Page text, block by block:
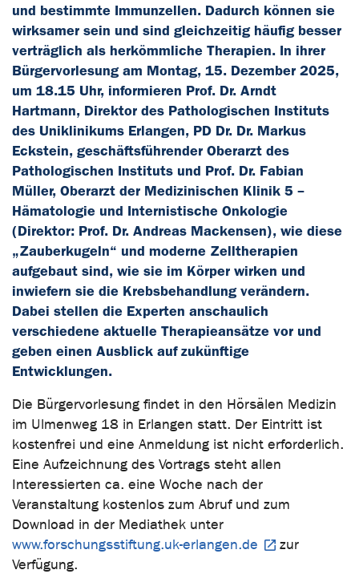
und bestimmte Immunzellen. Dadurch können sie
wirksamer sein und sind gleichzeitig häufig besser
verträglich als herkömmliche Therapien. In ihrer
Bürgervorlesung am Montag, 15. Dezember 2025,
um 18.15 Uhr, informieren Prof. Dr. Arndt
Hartmann, Direktor des Pathologischen Instituts
des Uniklinikums Erlangen, PD Dr. Dr. Markus
Eckstein, geschäftsführender Oberarzt des
Pathologischen Instituts und Prof. Dr. Fabian
Müller, Oberarzt der Medizinischen Klinik 5 –
Hämatologie und Internistische Onkologie
(Direktor: Prof. Dr. Andreas Mackensen), wie diese
„Zauberkugeln“ und moderne Zelltherapien
aufgebaut sind, wie sie im Körper wirken und
inwiefern sie die Krebsbehandlung verändern.
Dabei stellen die Experten anschaulich
verschiedene aktuelle Therapieansätze vor und
geben einen Ausblick auf zukünftige
Entwicklungen.
Die Bürgervorlesung findet in den Hörsälen Medizin
im Ulmenweg 18 in Erlangen statt. Der Eintritt ist
kostenfrei und eine Anmeldung ist nicht erforderlich.
Eine Aufzeichnung des Vortrags steht allen
Interessierten ca. eine Woche nach der
Veranstaltung kostenlos zum Abruf und zum
Download in der Mediathek unter
www.forschungsstiftung.uk-erlangen.de
zur
Verfügung.